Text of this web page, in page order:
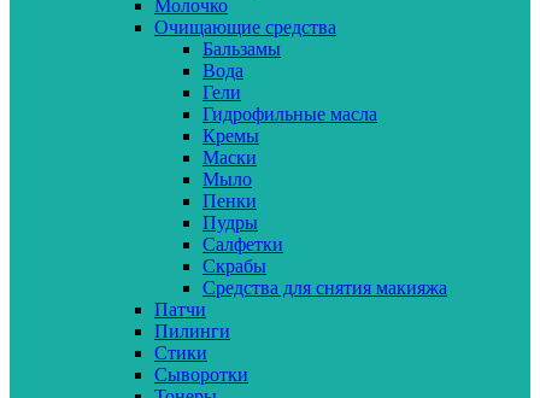
Молочко
Очищающие средства
Бальзамы
Вода
Гели
Гидрофильные масла
Кремы
Маски
Мыло
Пенки
Пудры
Салфетки
Скрабы
Средства для снятия макияжа
Патчи
Пилинги
Стики
Сыворотки